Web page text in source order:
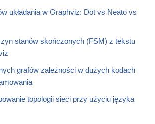
układania w Graphviz: Dot vs Neato vs
stanów skończonych (FSM) z tekstu
grafów zależności w dużych kodach
topologii sieci przy użyciu języka